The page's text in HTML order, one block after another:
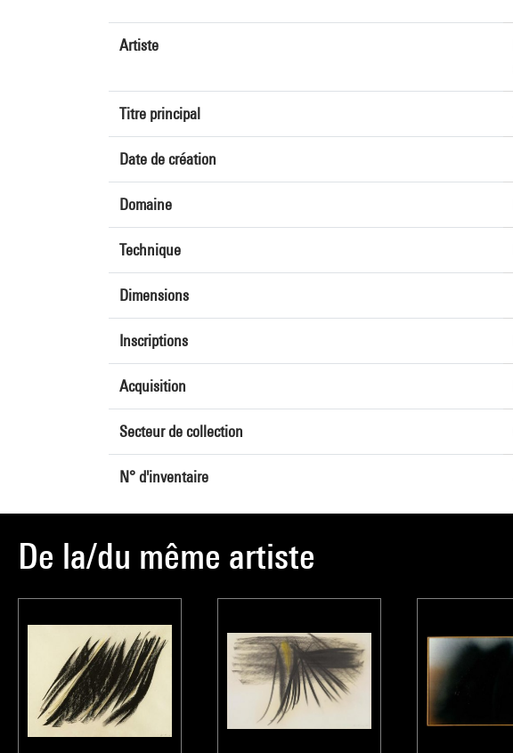
Artiste
Titre principal
Date de création
Domaine
Technique
Dimensions
Inscriptions
Acquisition
Secteur de collection
N° d'inventaire
De la/du même artiste